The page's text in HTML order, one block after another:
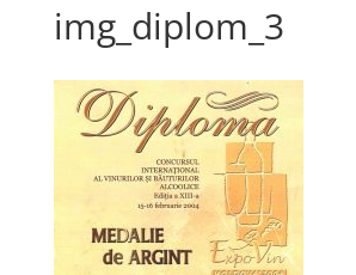
img_diplom_3